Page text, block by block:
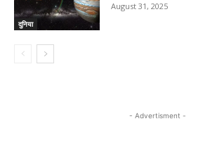
दुनिया
August 31, 2025
- Advertisment -